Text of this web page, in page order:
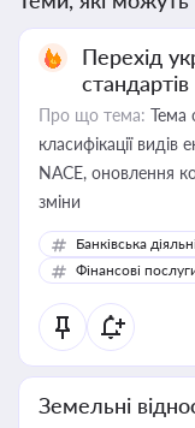
Перехід
Про що тема: Тема
класифікації видів
NACE, оновлення
зміни
Банківська
Фінансові
Земельні